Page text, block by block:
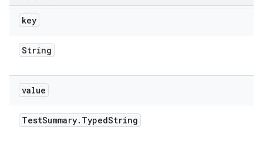
key
String
value
TestSummary. TypedString